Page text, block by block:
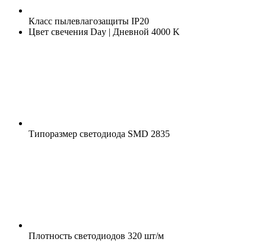
Класс пылевлагозащиты IP20
Цвет свечения Day | Дневной 4000 K
Типоразмер светодиода SMD 2835
Плотность светодиодов 320 шт/м